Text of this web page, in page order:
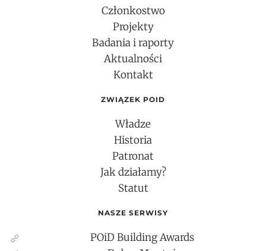
Członkostwo
Projekty
Badania i raporty
Aktualności
Kontakt
ZWIĄZEK POID
Władze
Historia
Patronat
Jak działamy?
Statut
NASZE SERWISY
POiD Building Awards